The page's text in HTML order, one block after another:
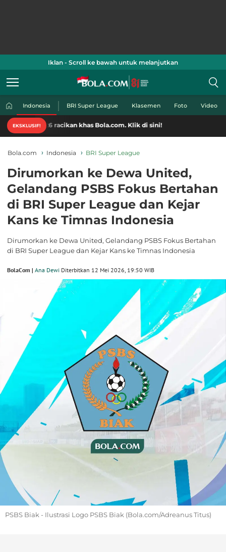
Iklan - Scroll ke bawah untuk melanjutkan
Indonesia BRI Super League Klasemen Foto Video
EKSKLUSIF!
racikan khas Bola.com. Klik di sini!
Bola.com Indonesia BRI Super League
Dirumorkan ke Dewa United,
Gelandang PSBS Fokus Bertahan
di BRI Super League dan Kejar
Kans ke Timnas Indonesia
Dirumorkan ke Dewa United, Gelandang PSBS Fokus Bertahan
di BRI Super League dan Kejar Kans ke Timnas Indonesia
BolaCom | Ana Dewi Diterbitkan 12 Mei 2026, 19:50 WIB
PSBS Biak - Ilustrasi Logo PSBS Biak (Bola.com/Adreanus Titus)